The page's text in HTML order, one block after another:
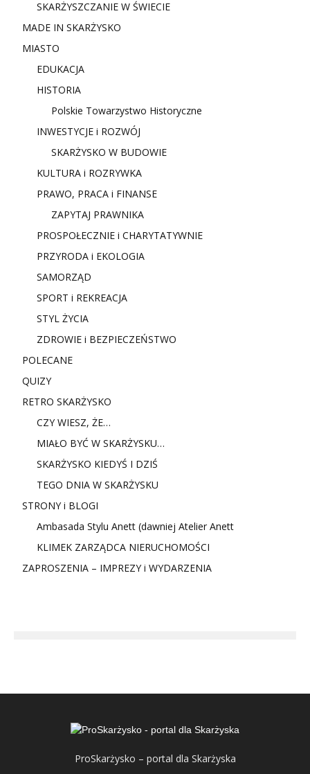
SKARŻYSZCZANIE W ŚWIECIE
MADE IN SKARŻYSKO
MIASTO
EDUKACJA
HISTORIA
Polskie Towarzystwo Historyczne
INWESTYCJE i ROZWÓJ
SKARŻYSKO W BUDOWIE
KULTURA i ROZRYWKA
PRAWO, PRACA i FINANSE
ZAPYTAJ PRAWNIKA
PROSPOŁECZNIE i CHARYTATYWNIE
PRZYRODA i EKOLOGIA
SAMORZĄD
SPORT i REKREACJA
STYL ŻYCIA
ZDROWIE i BEZPIECZEŃSTWO
POLECANE
QUIZY
RETRO SKARŻYSKO
CZY WIESZ, ŻE…
MIAŁO BYĆ W SKARŻYSKU…
SKARŻYSKO KIEDYŚ I DZIŚ
TEGO DNIA W SKARŻYSKU
STRONY i BLOGI
Ambasada Stylu Anett (dawniej Atelier Anett
KLIMEK ZARZĄDCA NIERUCHOMOŚCI
ZAPROSZENIA – IMPREZY i WYDARZENIA
ProSkarżysko – portal dla Skarżyska